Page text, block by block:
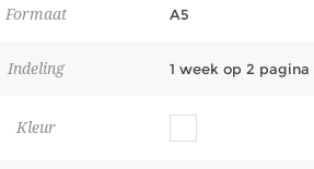
Formaat A5
Indeling 1 week op 2 pagina
Kleur